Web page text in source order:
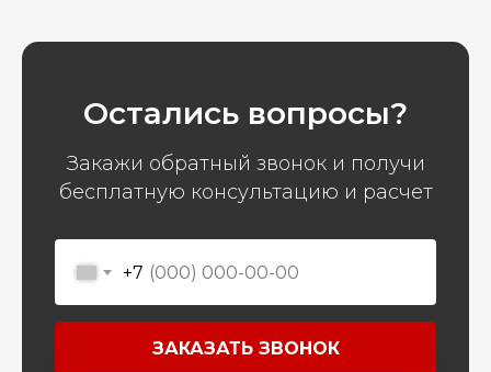
Остались вопросы?
Закажи обратный звонок и получи
бесплатную консультацию и расчет
+7
ЗАКАЗАТЬ ЗВОНОК